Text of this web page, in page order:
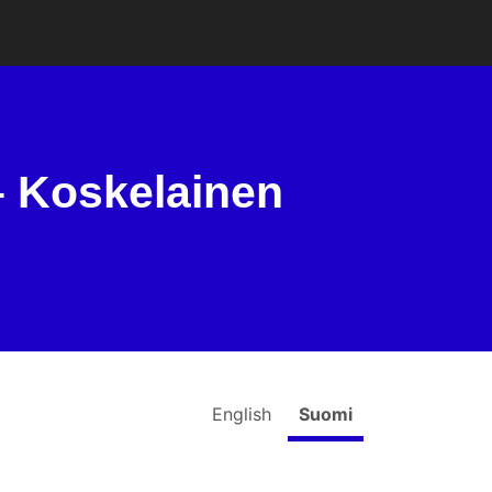
Koskelainen
English Suomi